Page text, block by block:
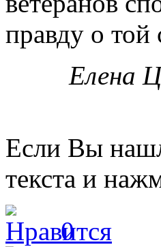
правду о
Елена
Если Вы
текста и
0